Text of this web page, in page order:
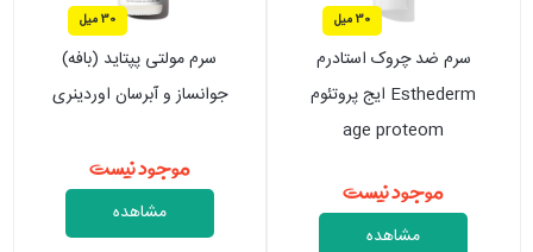
30 میل
سرم ضد چروک استادرم
Esthederm ایج پروتئوم
age proteom
موجود نیست
مشاهده
30 میل
سرم مولتی پپتاید (بافه)
جوانساز و آبرسان اوردینری
موجود نیست
مشاهده